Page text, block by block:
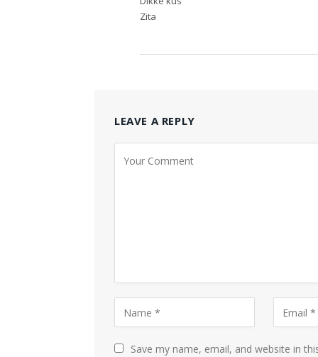
Zita
LEAVE A REPLY
Save my name, email, and website in